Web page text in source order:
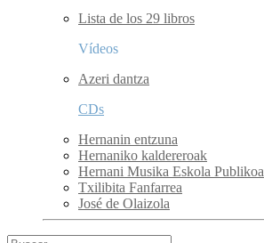
Lista de los 29 libros
Vídeos
Azeri dantza
CDs
Hernanin entzuna
Hernaniko kaldereroak
Hernani Musika Eskola Publikoa
Txilibita Fanfarrea
José de Olaizola